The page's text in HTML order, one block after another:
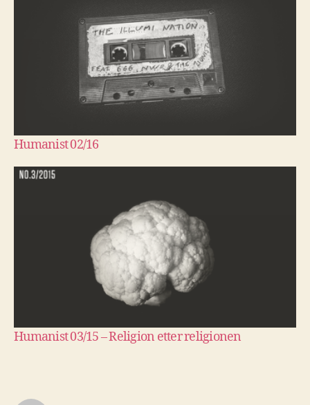
Humanist 02/16
Humanist 03/15 – Religion etter religionen